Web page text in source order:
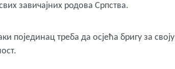
завичајних родова Српства.
појединац треба да осјећа бригу за своју